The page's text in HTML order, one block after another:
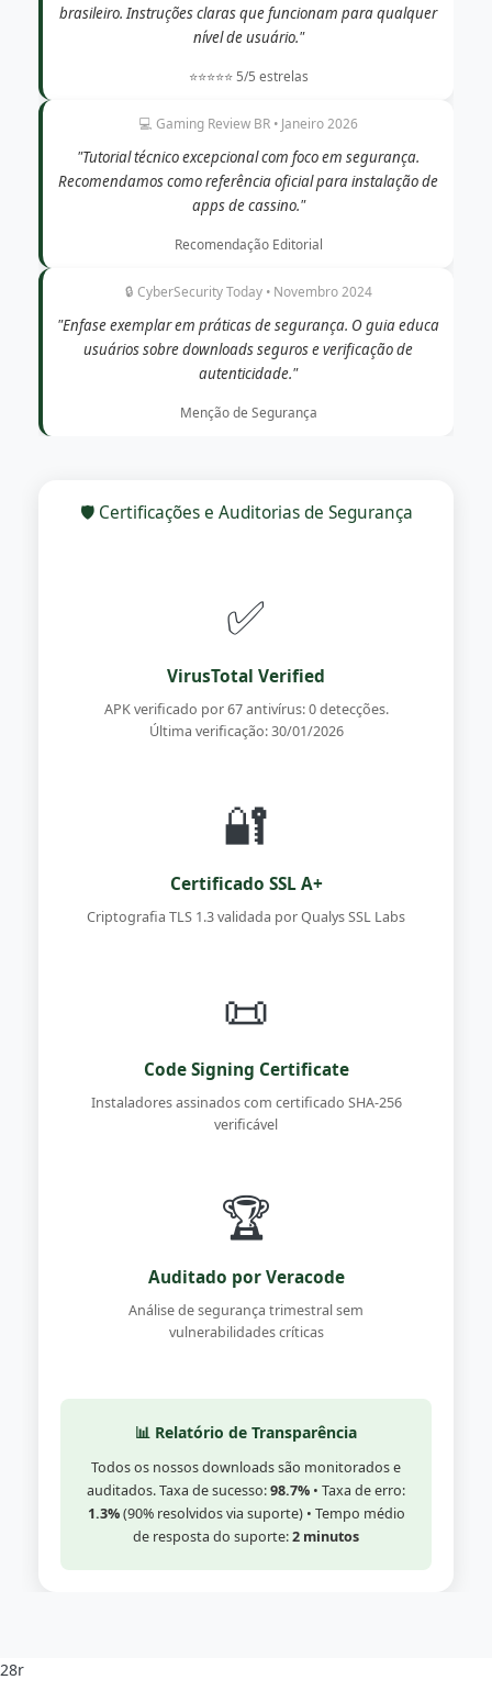
brasileiro. Instruções claras que funcionam para qualquer
nível de usuário."
⭐⭐⭐⭐⭐ 5/5 estrelas
💻 Gaming Review BR • Janeiro 2026
"Tutorial técnico excepcional com foco em segurança.
Recomendamos como referência oficial para instalação de
apps de cassino."
Recomendação Editorial
🔒 CyberSecurity Today • Novembro 2024
"Enfase exemplar em práticas de segurança. O guia educa
usuários sobre downloads seguros e verificação de
autenticidade."
Menção de Segurança
🛡️ Certificações e Auditorias de Segurança
✅
VirusTotal Verified
APK verificado por 67 antivírus: 0 detecções.
Última verificação: 30/01/2026
🔐
Certificado SSL A+
Criptografia TLS 1.3 validada por Qualys SSL Labs
📜
Code Signing Certificate
Instaladores assinados com certificado SHA-256
verificável
🏆
Auditado por Veracode
Análise de segurança trimestral sem
vulnerabilidades críticas
📊 Relatório de Transparência
Todos os nossos downloads são monitorados e
auditados. Taxa de sucesso:98.7% • Taxa de erro:
1.3%(90% resolvidos via suporte) • Tempo médio
de resposta do suporte:2 minutos
28r